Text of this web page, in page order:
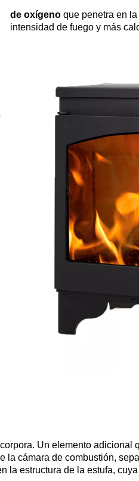
de oxígeno que penetra en
intensidad de fuego y más
Un elemento adicional
cámara de combustión,
la estructura de la estufa,